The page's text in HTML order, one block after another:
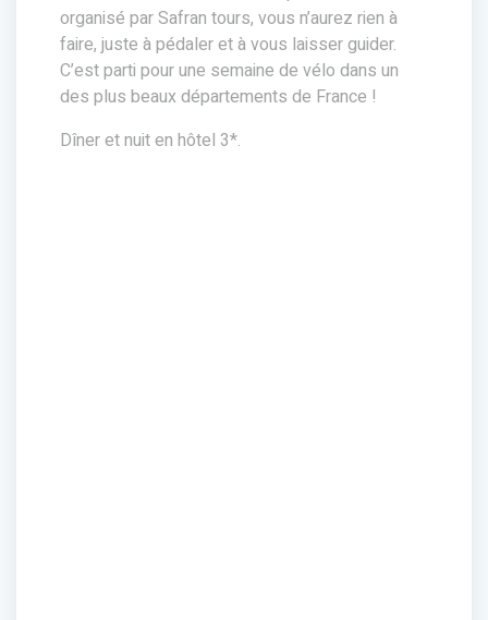
organisé par Safran tours, vous n’aurez rien à
faire, juste à pédaler et à vous laisser guider.
C’est parti pour une semaine de vélo dans un
des plus beaux départements de France !
Dîner et nuit en hôtel 3*.